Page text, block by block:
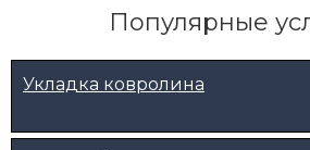
Популярные
Укладка ковролина